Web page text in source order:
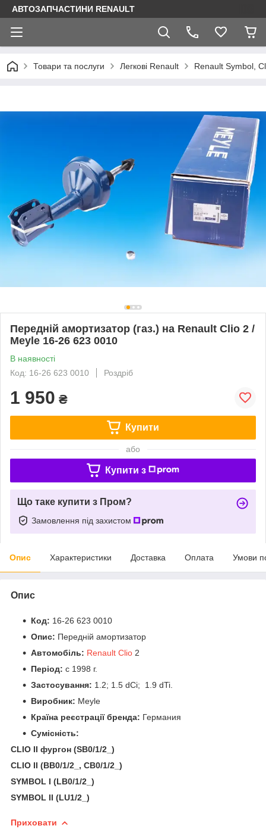
АВТОЗАПЧАСТИНИ RENAULT
Товари та послуги Легкові Renault Renault Symbol,
Передній амортизатор (газ.) на Renault Clio 2 /
Meyle 16-26 623 0010
В наявності
Код: 16-26 623 0010
Роздріб
1 950 ₴
Купити
або
Купити з
Що таке купити з Пром?
Замовлення під захистом
Опис Характеристики Доставка Оплата Умови
Опис
Код: 16-26 623 0010
Опис: Передній амортизатор
Автомобіль: Renault Clio 2
Період: c 1998 г.
Застосування: 1.2; 1.5 dCi; 1.9 dTi.
Виробник: Meyle
Країна реєстрації бренда: Германия
Сумісність:
CLIO II фургон (SB0/1/2_)
CLIO II (BB0/1/2_, CB0/1/2_)
SYMBOL I (LB0/1/2_)
SYMBOL II (LU1/2_)
Приховати